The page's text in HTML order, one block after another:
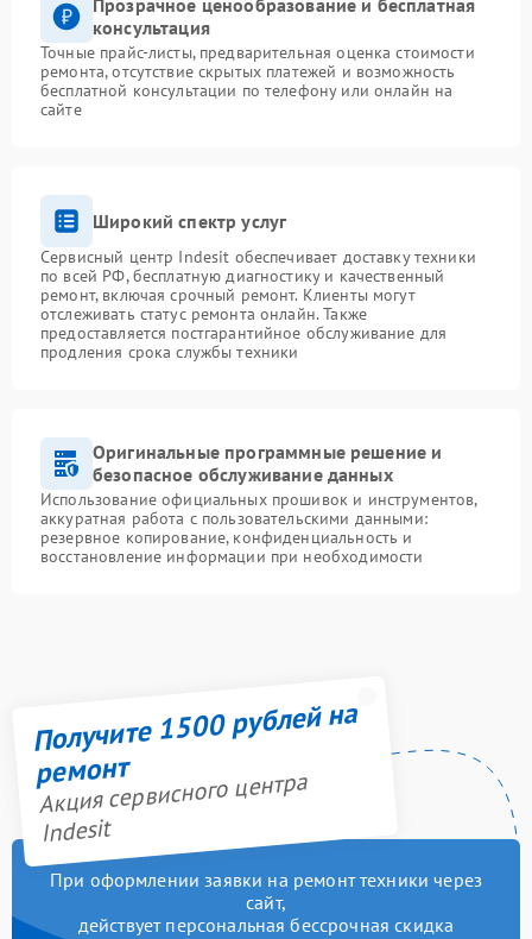
Прозрачное ценообразование и бесплатная
консультация
Точные прайс-листы, предварительная оценка стоимости
ремонта, отсутствие скрытых платежей и возможность
бесплатной консультации по телефону или онлайн на
сайте
Широкий спектр услуг
Сервисный центр Indesit обеспечивает доставку техники
по всей РФ, бесплатную диагностику и качественный
ремонт, включая срочный ремонт. Клиенты могут
отслеживать статус ремонта онлайн. Также
предоставляется постгарантийное обслуживание для
продления срока службы техники
Оригинальные программные решение и
безопасное обслуживание данных
Использование официальных прошивок и инструментов,
аккуратная работа с пользовательскими данными:
резервное копирование, конфиденциальность и
восстановление информации при необходимости
Получите 1500 рублей на
ремонт
Акция сервисного центра
Indesit
При оформлении заявки на ремонт техники через
сайт,
действует персональная бессрочная скидка